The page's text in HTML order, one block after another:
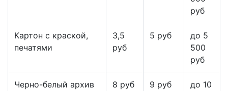
руб
Картон с краской,
печатями
3,5
руб
5 руб
до 5
500
руб
Черно-белый архив
8 руб 9 руб
до 10